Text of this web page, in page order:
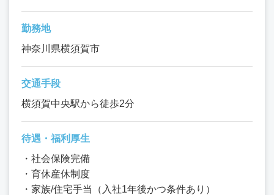
勤務地
神奈川県横須賀市
交通手段
横須賀中央駅から徒歩2分
待遇・福利厚生
・社会保険完備
・育休産休制度
・家族/住宅手当（入社1年後かつ条件あり）